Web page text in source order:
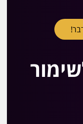
לשימור